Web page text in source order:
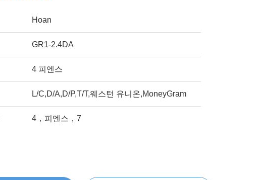
Hoan
GR1-2.4DA
4 피엔스
L/C,D/A,D/P,T/T,웨스턴 유니온,MoneyGram
4，피엔스，7